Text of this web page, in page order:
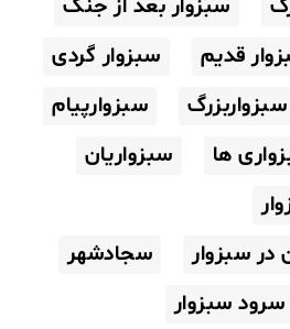
سبزوار بعد از جنگ
قدیم
سبزوار گردی
سبزواربزرگ
سبزوارپیام
ها
سبزواریان
سبزوار
سجادشهر
سرود سبزوار